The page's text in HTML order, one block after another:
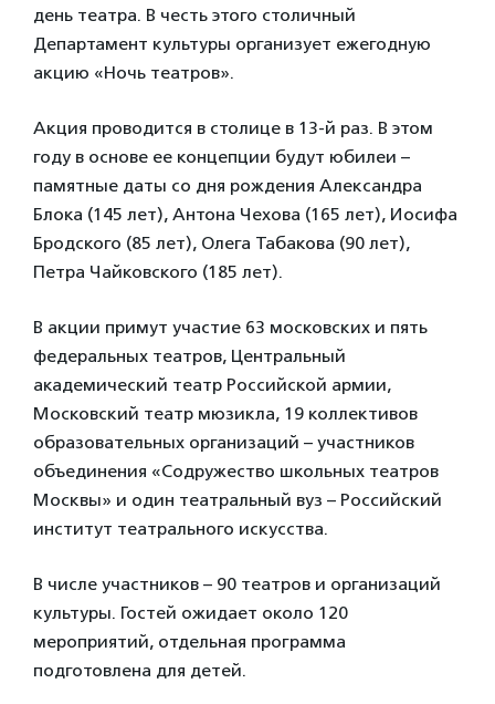
день театра. В честь этого столичный
Департамент культуры организует ежегодную
акцию «Ночь театров».
Акция проводится в столице в 13-й раз. В этом
году в основе ее концепции будут юбилеи –
памятные даты со дня рождения Александра
Блока (145 лет), Антона Чехова (165 лет), Иосифа
Бродского (85 лет), Олега Табакова (90 лет),
Петра Чайковского (185 лет).
В акции примут участие 63 московских и пять
федеральных театров, Центральный
академический театр Российской армии,
Московский театр мюзикла, 19 коллективов
образовательных организаций – участников
объединения «Содружество школьных театров
Москвы» и один театральный вуз – Российский
институт театрального искусства.
В числе участников – 90 театров и организаций
культуры. Гостей ожидает около 120
мероприятий, отдельная программа
подготовлена для детей.